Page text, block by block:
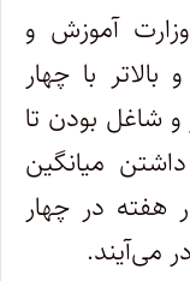
آموزش و
با چهار
شاغل بودن تا
سال تحصیلی ۸۸-۸۷ و داشتن میانگین
هفته در چهار
می‌آیند.